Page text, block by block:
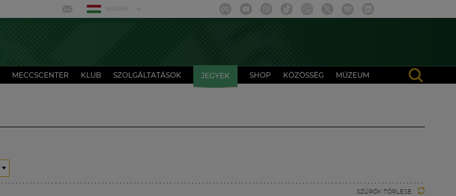
MAGYAR
MECCSCENTER KLUB SZOLGÁLTATÁSOK JEGYEK SHOP KÖZÖSSÉG MÚZEUM
SZŰRŐK TÖRLÉSE